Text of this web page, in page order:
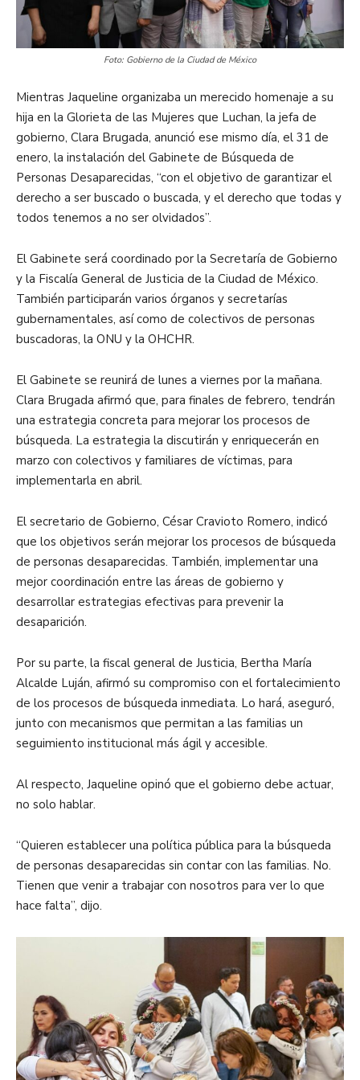
Foto: Gobierno de la Ciudad de México
Mientras Jaqueline organizaba un merecido homenaje a su
hija en la Glorieta de las Mujeres que Luchan, la jefa de
gobierno, Clara Brugada, anunció ese mismo día, el 31 de
enero, la instalación del Gabinete de Búsqueda de
Personas Desaparecidas, “con el objetivo de garantizar el
derecho a ser buscado o buscada, y el derecho que todas y
todos tenemos a no ser olvidados”.
El Gabinete será coordinado por la Secretaría de Gobierno
y la Fiscalía General de Justicia de la Ciudad de México.
También participarán varios órganos y secretarías
gubernamentales, así como de colectivos de personas
buscadoras, la ONU y la OHCHR.
El Gabinete se reunirá de lunes a viernes por la mañana.
Clara Brugada afirmó que, para finales de febrero, tendrán
una estrategia concreta para mejorar los procesos de
búsqueda. La estrategia la discutirán y enriquecerán en
marzo con colectivos y familiares de víctimas, para
implementarla en abril.
El secretario de Gobierno, César Cravioto Romero, indicó
que los objetivos serán mejorar los procesos de búsqueda
de personas desaparecidas. También, implementar una
mejor coordinación entre las áreas de gobierno y
desarrollar estrategias efectivas para prevenir la
desaparición.
Por su parte, la fiscal general de Justicia, Bertha María
Alcalde Luján, afirmó su compromiso con el fortalecimiento
de los procesos de búsqueda inmediata. Lo hará, aseguró,
junto con mecanismos que permitan a las familias un
seguimiento institucional más ágil y accesible.
Al respecto, Jaqueline opinó que el gobierno debe actuar,
no solo hablar.
“Quieren establecer una política pública para la búsqueda
de personas desaparecidas sin contar con las familias. No.
Tienen que venir a trabajar con nosotros para ver lo que
hace falta”, dijo.